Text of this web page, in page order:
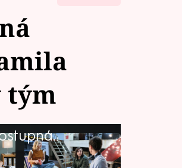
tým